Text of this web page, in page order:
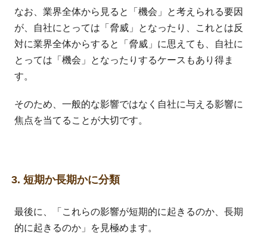
なお、業界全体から見ると「機会」と考えられる要因
が、自社にとっては「脅威」となったり、これとは反
対に業界全体からすると「脅威」に思えても、自社に
とっては「機会」となったりするケースもあり得ま
す。
そのため、一般的な影響ではなく自社に与える影響に
焦点を当てることが大切です。
3. 短期か長期かに分類
最後に、「これらの影響が短期的に起きるのか、長期
的に起きるのか」を見極めます。